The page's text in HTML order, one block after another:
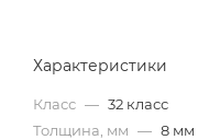
Характеристики
Класс — 32 класс
Толщина, мм — 8 мм